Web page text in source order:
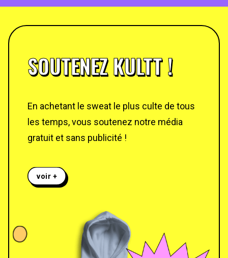
SOUTENEZ KULTT !
En achetant le sweat le plus culte de tous
les temps, vous soutenez notre média
gratuit et sans publicité !
voir +